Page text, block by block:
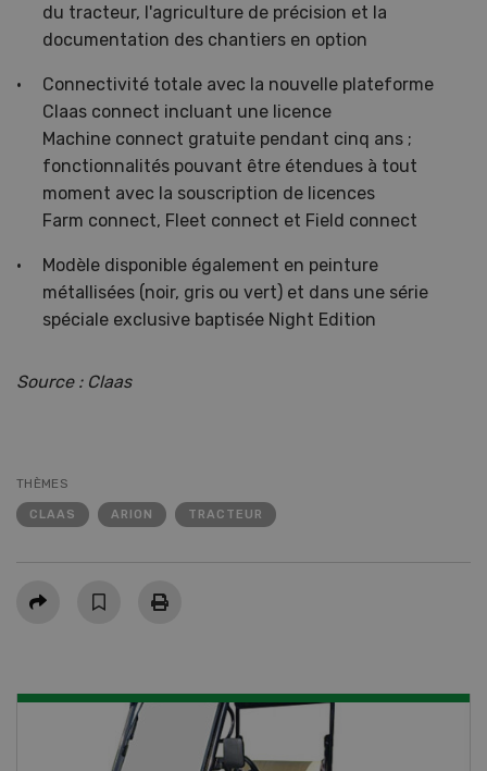
du tracteur, l'agriculture de précision et la
documentation des chantiers en option
Connectivité totale avec la nouvelle plateforme
Claas connect incluant une licence
Machine connect gratuite pendant cinq ans ;
fonctionnalités pouvant être étendues à tout
moment avec la souscription de licences
Farm connect, Fleet connect et Field connect
Modèle disponible également en peinture
métallisées (noir, gris ou vert) et dans une série
spéciale exclusive baptisée Night Edition
Source : Claas
THÈMES
CLAAS ARION TRACTEUR
Partager